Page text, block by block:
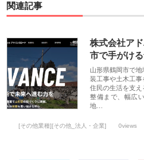
関連記事
株式会社ア
市で手がけ
山形県鶴岡市で
装工事や土木工
住民の生活を支
整備まで、幅広
地…
[その他業種][その他_法人・企業] 0views